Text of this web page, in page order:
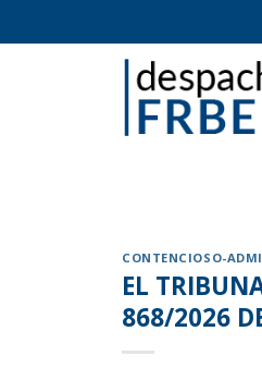
to
CONTENCIOSO-
EL
868/2026